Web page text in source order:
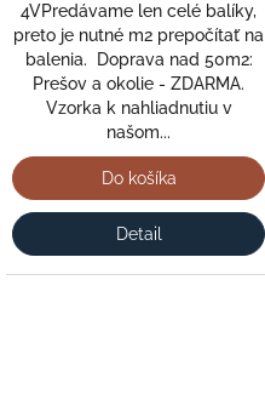
4VPredávame len celé balíky,
preto je nutné m2 prepočítať na
balenia. Doprava nad 50m2:
Prešov a okolie - ZDARMA.
Vzorka k nahliadnutiu v
našom...
Do košíka
Detail